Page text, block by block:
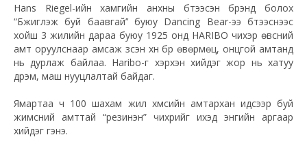
Hans Riegel-ийн хамгийн анхны бүтээсэн брэнд болох
“Бүжиглэж буй баавгай’’ буюу Dancing Bear-ээ бүтээснээс
хойш 3 жилийн дараа буюу 1925 онд HARIBO чихэр өвсний
амт оруулснаар амсаж үзсэн хүн бүр өвөрмөц, онцгой амтанд
нь дурлаж байлаа. Haribo-г хэрхэн хийдэг жор нь хатуу
дүрэм, маш нууцлалтай байдаг.
Ямартаа ч 100 шахам жил хүмүүсийн амтархан идсээр буй
жимсний амттай “резинэн” чихрийг ихэд энгийн аргаар
хийдэг гэнэ.